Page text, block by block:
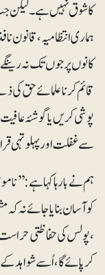
کا شوق نہیں ہے ۔لیکن
ہماری انتظامیہ ، قانون
کانوں پر جوں تک نہ رینگے
قائم کرنا علمائے حق
پوشی کریں یا گوشۂ
سے غفلت اور پہلوتہی
ہم نے بارہا کہا ہے
کو آسان بنایا جائے نہ
، پولس کی حفاظتی
کرپائے گا، اُسے شواہد